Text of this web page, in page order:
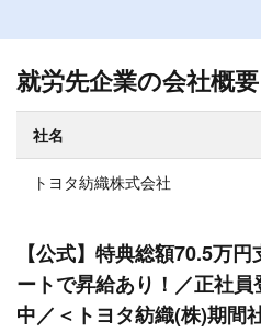
就労先企業の会社概要
社名
トヨタ紡織株式会社
【公式】特典総額70.5万
ートで昇給あり！／正社
中／＜トヨタ紡織(株)期間